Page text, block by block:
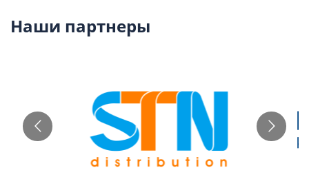
Наши партнеры